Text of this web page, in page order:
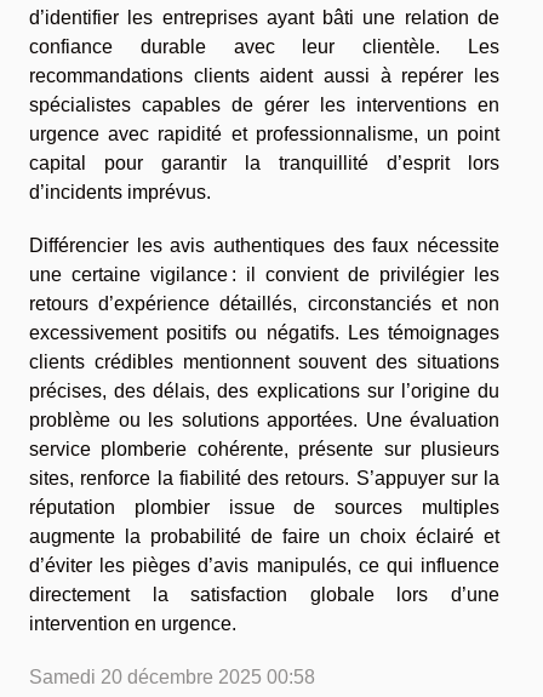
d’identifier les entreprises ayant bâti une relation de
confiance durable avec leur clientèle. Les
recommandations clients aident aussi à repérer les
spécialistes capables de gérer les interventions en
urgence avec rapidité et professionnalisme, un point
capital pour garantir la tranquillité d’esprit lors
d’incidents imprévus.
Différencier les avis authentiques des faux nécessite
une certaine vigilance : il convient de privilégier les
retours d’expérience détaillés, circonstanciés et non
excessivement positifs ou négatifs. Les témoignages
clients crédibles mentionnent souvent des situations
précises, des délais, des explications sur l’origine du
problème ou les solutions apportées. Une évaluation
service plomberie cohérente, présente sur plusieurs
sites, renforce la fiabilité des retours. S’appuyer sur la
réputation plombier issue de sources multiples
augmente la probabilité de faire un choix éclairé et
d’éviter les pièges d’avis manipulés, ce qui influence
directement la satisfaction globale lors d’une
intervention en urgence.
Samedi 20 décembre 2025 00:58